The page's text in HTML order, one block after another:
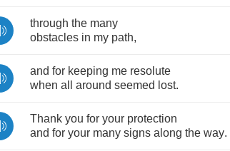
through the many
obstacles in my path,
and for keeping me resolute
when all around seemed lost.
Thank you for your protection
and for your many signs along the way.